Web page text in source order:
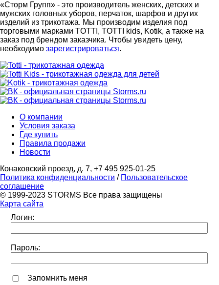
«Сторм Групп» - это производитель женских, детских и
мужских головных уборов, перчаток, шарфов и других
изделий из трикотажа. Мы производим изделия под
торговыми марками TOTTI, TOTTI kids, Kotik, а также на
заказ под брендом заказчика. Чтобы увидеть цену,
необходимо зарегистрироваться.
О компании
Условия заказа
Где купить
Правила продажи
Новости
Конаковский проезд, д. 7, +7 495 925-01-25
Политика конфиденциальности / Пользовательское
соглашение
© 1999-2023 STORMS Все права защищены
Карта сайта
Логин:
Пароль:
Запомнить меня